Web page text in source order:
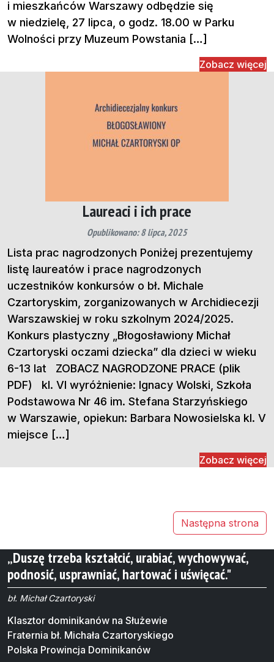
i mieszkańców Warszawy odbędzie się
w niedzielę, 27 lipca, o godz. 18.00 w Parku
Wolności przy Muzeum Powstania […]
Zobacz więcej
Laureaci i ich prace
Opublikowano: 8 lipca, 2025
Lista prac nagrodzonych Poniżej prezentujemy
listę laureatów i prace nagrodzonych
uczestników konkursów o bł. Michale
Czartoryskim, zorganizowanych w Archidiecezji
Warszawskiej w roku szkolnym 2024/2025.
Konkurs plastyczny „Błogosławiony Michał
Czartoryski oczami dziecka” dla dzieci w wieku
6-13 lat ZOBACZ NAGRODZONE PRACE (plik
PDF) kl. VI wyróżnienie: Ignacy Wolski, Szkoła
Podstawowa Nr 46 im. Stefana Starzyńskiego
w Warszawie, opiekun: Barbara Nowosielska kl. V
miejsce […]
Zobacz więcej
Następna strona
„Duszę trzeba kształcić, urabiać, wychowywać,
podnosić, usprawniać, hartować i uświęcać."
bł. Michał Czartoryski
Klasztor dominikanów na Służewie
Fraternia bł. Michała Czartoryskiego
Polska Prowincja Dominikanów